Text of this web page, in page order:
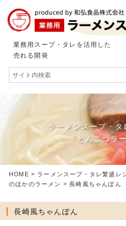
業務用スープ・タレを活用した
売れる開発
ラーメンスープ・
「とんこつラ
HOME > ラーメンスープ・タレ繁盛レ
のほかのラーメン > 長崎風ちゃんぽん
長崎風ちゃんぽん